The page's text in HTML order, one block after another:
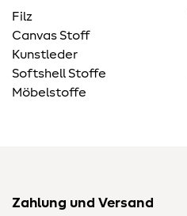
Filz
Canvas Stoff
Kunstleder
Softshell Stoffe
Möbelstoffe
Zahlung und Versand